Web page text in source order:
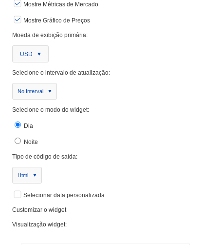
Mostre Métricas de Mercado
Mostre Gráfico de Preços
Moeda de exibição primária:
USD
Selecione o intervalo de atualização:
No Interval
Selecione o modo do widget:
Dia
Noite
Tipo de código de saída:
Html
Selecionar data personalizada
Customizar o widget
Visualização widget: